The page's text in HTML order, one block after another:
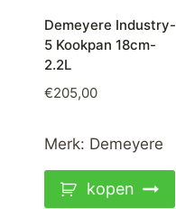
Demeyere Industry-
5 Kookpan 18cm-
2.2L
€205,00
Merk: Demeyere
kopen